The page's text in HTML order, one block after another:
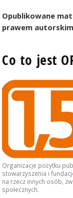
Dyplom
Opublikowane
prawem
Co to jest
Organizacje pożytku
stowarzyszenia i
na rzecz innych osób,
społecznych.